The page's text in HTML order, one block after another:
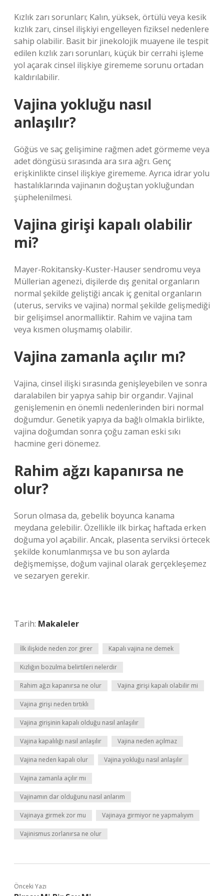
Kızlık zarı sorunları; Kalın, yüksek, örtülü veya kesik
kızlık zarı, cinsel ilişkiyi engelleyen fiziksel nedenlere
sahip olabilir. Basit bir jinekolojik muayene ile tespit
edilen kızlık zarı sorunları, küçük bir cerrahi işleme
yol açarak cinsel ilişkiye girememe sorunu ortadan
kaldırılabilir.
Vajina yokluğu nasıl
anlaşılır?
Göğüs ve saç gelişimine rağmen adet görmeme veya
adet döngüsü sırasında ara sıra ağrı. Genç
erişkinlikte cinsel ilişkiye girememe. Ayrıca idrar yolu
hastalıklarında vajinanın doğuştan yokluğundan
şüphelenilmesi.
Vajina girişi kapalı olabilir
mi?
Mayer-Rokitansky-Kuster-Hauser sendromu veya
Müllerian agenezi, dişilerde dış genital organların
normal şekilde geliştiği ancak iç genital organların
(uterus, serviks ve vajina) normal şekilde gelişmediği
bir gelişimsel anormalliktir. Rahim ve vajina tam
veya kısmen oluşmamış olabilir.
Vajina zamanla açılır mı?
Vajina, cinsel ilişki sırasında genişleyebilen ve sonra
daralabilen bir yapıya sahip bir organdır. Vajinal
genişlemenin en önemli nedenlerinden biri normal
doğumdur. Genetik yapıya da bağlı olmakla birlikte,
vajina doğumdan sonra çoğu zaman eski sıkı
hacmine geri dönemez.
Rahim ağzı kapanırsa ne
olur?
Sorun olmasa da, gebelik boyunca kanama
meydana gelebilir. Özellikle ilk birkaç haftada erken
doğuma yol açabilir. Ancak, plasenta serviksi örtecek
şekilde konumlanmışsa ve bu son aylarda
değişmemişse, doğum vajinal olarak gerçekleşemez
ve sezaryen gerekir.
Tarih: Makaleler
İlk ilişkide neden zor girer Kapalı vajina ne demek
Kızlığın bozulma belirtileri nelerdir
Rahim ağzı kapanırsa ne olur Vajina girişi kapalı olabilir mi
Vajina girişi neden tırtıklı
Vajina girişinin kapalı olduğu nasıl anlaşılır
Vajina kapalılığı nasıl anlaşılır Vajina neden açılmaz
Vajina neden kapalı olur Vajina yokluğu nasıl anlaşılır
Vajina zamanla açılır mı
Vajinamın dar olduğunu nasıl anlarım
Vajinaya girmek zor mu Vajinaya girmiyor ne yapmalıyım
Vajinismus zorlanırsa ne olur
Önceki Yazı